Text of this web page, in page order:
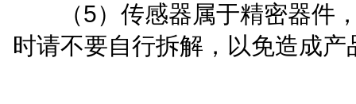
（5） 传感器属于精密器件
时请不要自行拆解，以免造成产